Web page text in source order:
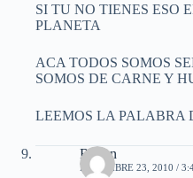
SI TU NO TIENES ESO
PLANETA
ACA TODOS SOMOS
SOMOS DE CARNE Y
LEEMOS LA PALABRA
Ruben
DICIEMBRE 23, 2010 /